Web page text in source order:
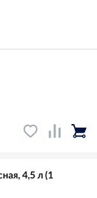
4,5 л (1